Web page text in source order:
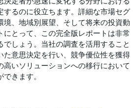
するのに役立ちます。詳細な市場セグ
境、地域別展望、そして将来の投資動
にとって、この完全版レポートは非​​常
でしょう。当社の調査を活用すること
た意思決定を行い、競争優位性を獲得
高いソリューションへの移行において
きます。